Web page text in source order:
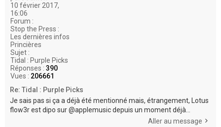
10 février 2017,
16:06
Forum :
Stop the Press :
Les dernières infos
Princières
Sujet :
Tidal : Purple Picks
Réponses : 390
Vues : 206661
Re: Tidal : Purple Picks
Je sais pas si ça a déjà été mentionné mais, étrangement, Lotus
flow3r est dipo sur @applemusic depuis un moment déjà...
Aller au message